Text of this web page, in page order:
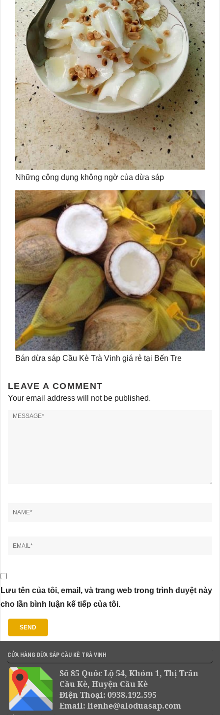
Những công dụng không ngờ của dừa sáp
Bán dừa sáp Cầu Kè Trà Vinh giá rẻ tại Bến Tre
LEAVE A COMMENT
Your email address will not be published.
Lưu tên của tôi, email, và trang web trong trình duyệt này
cho lần bình luận kế tiếp của tôi.
CỬA HÀNG DỪA SÁP CẦU KÈ TRÀ VINH
Số 85 Quốc Lộ 54, Khóm 1, Thị Trấn
Cầu Kè, Huyện Cầu Kè
Điện Thoại: 0938.192.595
Email: lienhe@aloduasap.com